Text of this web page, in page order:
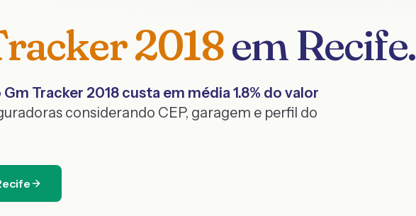
2018emRecife.
Gm Tracker 2018 custa em média1.8% do valor
considerando CEP, garagem e perfil do